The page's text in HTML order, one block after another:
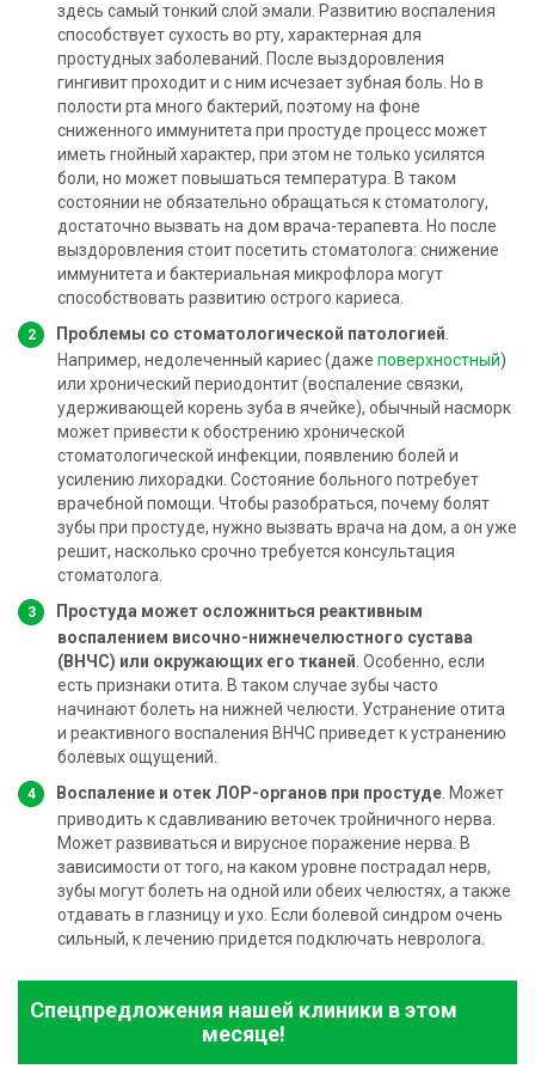
здесь самый тонкий слой эмали. Развитию воспаления
способствует сухость во рту, характерная для
простудных заболеваний. После выздоровления
гингивит проходит и с ним исчезает зубная боль. Но в
полости рта много бактерий, поэтому на фоне
сниженного иммунитета при простуде процесс может
иметь гнойный характер, при этом не только усилятся
боли, но может повышаться температура. В таком
состоянии не обязательно обращаться к стоматологу,
достаточно вызвать на дом врача-терапевта. Но после
выздоровления стоит посетить стоматолога: снижение
иммунитета и бактериальная микрофлора могут
способствовать развитию острого кариеса.
Проблемы со стоматологической патологией.
Например, недолеченный кариес (даже поверхностный)
или хронический периодонтит (воспаление связки,
удерживающей корень зуба в ячейке), обычный насморк
может привести к обострению хронической
стоматологической инфекции, появлению болей и
усилению лихорадки. Состояние больного потребует
врачебной помощи. Чтобы разобраться, почему болят
зубы при простуде, нужно вызвать врача на дом, а он уже
решит, насколько срочно требуется консультация
стоматолога.
Простуда может осложниться реактивным
воспалением височно-нижнечелюстного сустава
(ВНЧС) или окружающих его тканей. Особенно, если
есть признаки отита. В таком случае зубы часто
начинают болеть на нижней челюсти. Устранение отита
и реактивного воспаления ВНЧС приведет к устранению
болевых ощущений.
Воспаление и отек ЛОР-органов при простуде. Может
приводить к сдавливанию веточек тройничного нерва.
Может развиваться и вирусное поражение нерва. В
зависимости от того, на каком уровне пострадал нерв,
зубы могут болеть на одной или обеих челюстях, а также
отдавать в глазницу и ухо. Если болевой синдром очень
сильный, к лечению придется подключать невролога.
Спецпредложения нашей клиники в этом
месяце!